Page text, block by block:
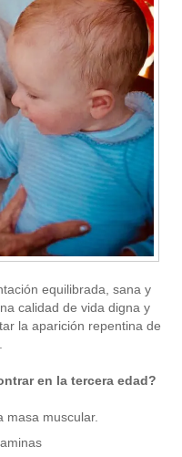
equilibrada, sana y
calidad de vida digna y
la aparición repentina de
en la tercera edad?
masa muscular.